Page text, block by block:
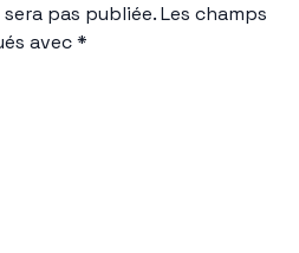
pas publiée.Les champs
avec*